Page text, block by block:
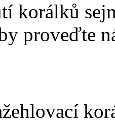
korálků
proveďte